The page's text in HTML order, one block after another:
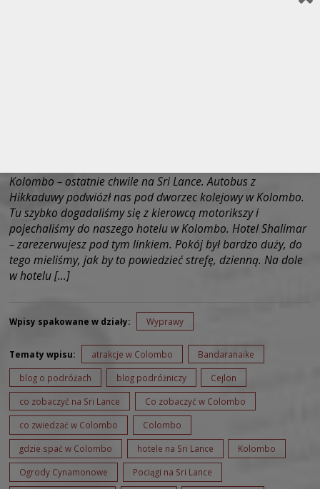
Kolombo – ostatnie chwile na Sri Lance. Autobus z
Hikkaduwy podwiózł nas pod dworzec kolejowy w Kolombo.
Tu szybko dogadaliśmy się z kierowcą motorikszy i
pojechaliśmy do naszego hotelu w Kolombo. Hotel Shalimar
– zarezerwujesz pod tym linkiem. Pokój był bardzo duży, do
tego mieliśmy, jak by to powiedzieć strefę, dzienną. Na dole
w hotelu […]
Wpisy spakowane w działy: Wyprawy
Tematy wpisu: atrakcje w Colombo Bandaranaike
blog o podróżach blog podróżniczy Cejlon
co zobaczyć na Sri Lance Co zobaczyć w Colombo
co zwiedzać w Colombo Colombo
gdzie spać w Colombo hotele na Sri Lance Kolombo
Ogrody Cynamonowe Pociągi na Sri Lance